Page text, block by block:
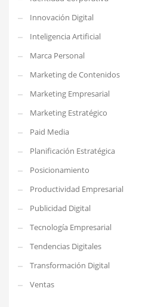
Innovación Digital
Inteligencia Artificial
Marca Personal
Marketing de Contenidos
Marketing Empresarial
Marketing Estratégico
Paid Media
Planificación Estratégica
Posicionamiento
Productividad Empresarial
Publicidad Digital
Tecnología Empresarial
Tendencias Digitales
Transformación Digital
Ventas